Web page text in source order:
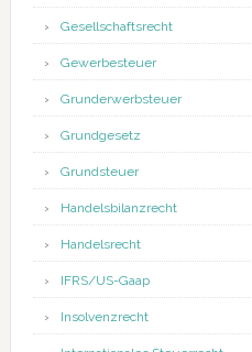
Gesellschaftsrecht
Gewerbesteuer
Grunderwerbsteuer
Grundgesetz
Grundsteuer
Handelsbilanzrecht
Handelsrecht
IFRS/US-Gaap
Insolvenzrecht